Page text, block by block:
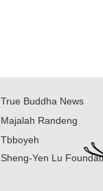
True Buddha News
Majalah Randeng
Tbboyeh
Sheng-Yen Lu